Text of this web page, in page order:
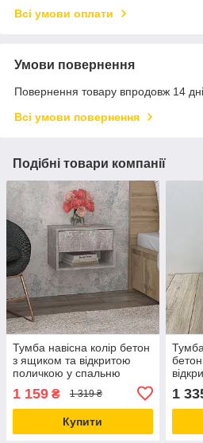
Всі умови оплати
Умови повернення
Повернення товару впродовж 14
Всі умови повернення
Подібні товари компанії
Тумба навісна колір бетон
з ящиком та відкритою
поличкою у спальню
1 159 ₴ 1 319 ₴
Купити
1